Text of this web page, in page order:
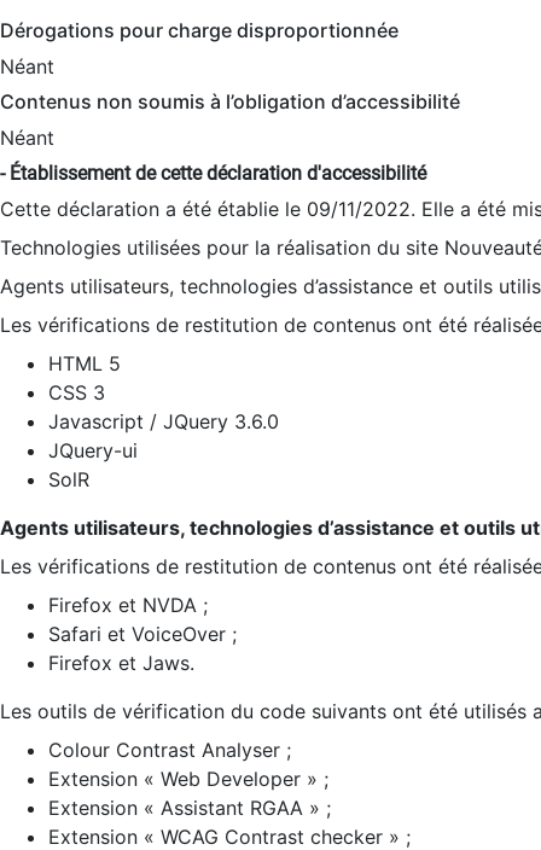
Dérogations pour charge disproportionnée
Néant
Contenus non soumis à l’obligation d’accessibilité
Néant
- Établissement de cette déclaration d'accessibilité
Cette déclaration a été établie le 09/11/2022. Elle a été
Technologies utilisées pour la réalisation du site
Agents utilisateurs, technologies d’assistance et outils
Les vérifications de restitution de contenus ont été
HTML 5
CSS 3
Javascript / JQuery 3.6.0
JQuery-ui
SolR
Agents utilisateurs, technologies d’assistance et outils
Les vérifications de restitution de contenus ont été
Firefox et NVDA ;
Safari et VoiceOver ;
Firefox et Jaws.
Les outils de vérification du code suivants ont été utilisés
Colour Contrast Analyser ;
Extension « Web Developer » ;
Extension « Assistant RGAA » ;
Extension « WCAG Contrast checker » ;